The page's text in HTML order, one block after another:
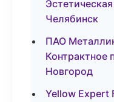
Челябинск
ПАО
Контрактное
Новгород
Yellow Expert